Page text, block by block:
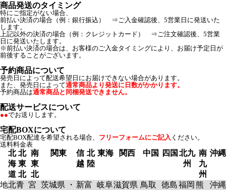
商品発送のタイミング
特にご指定がない場合、
前払い決済の場合（例：銀行振込） ⇒ご入金確認後、5営業日に発送いた
します。
上記以外の決済の場合（例：クレジットカード） ⇒ご注文確認後、5営業
日に発送いたします。
※前払い決済の場合は、お客様のご入金タイミングにより、お届け予定日が
前後することがございます。
予約商品について
発売日によって配送希望日にお届けできない場合があります。
また、発売日によって通常商品より発送に日数がかかります。
予約商品は通常商品と同梱発送できません。
配送サービスについて
●●でお送りします。
宅配BOXについて
宅配BOX配達を希望される場合、 フリーフォームにご記入 ください。
送料料金表
北
海
道
北
東
北
南
東
北
関東
信
越
北
陸
東海 関西 中国 四国 北九
州
南
九
州
沖縄
地北青 宮 茨城県 ・ 新富
岐阜滋賀県 鳥取
徳島福岡 熊
沖縄